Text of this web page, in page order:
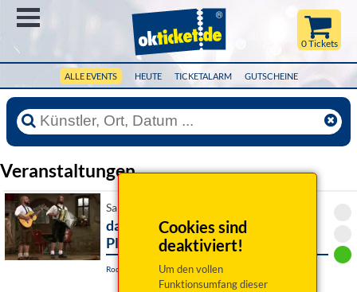
ALLE EVENTS HEUTE TICKETALARM GUTSCHEINE
0 Tickets
Cookies sind
deaktiviert!
Um den vollen
Funktionsumfang dieser
Veranstaltungen
Sa 10. Oktober 2026 19:00 Uhr
da wampert Zodert & da boartert
Plattert
Roding, Alte Wehrkirche Obertrübenbach